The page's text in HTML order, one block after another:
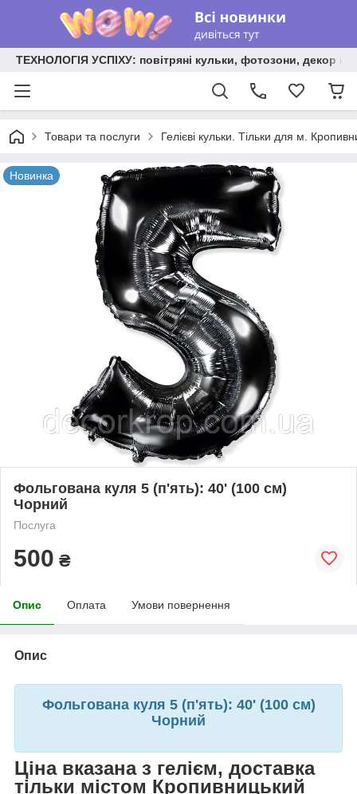
ТЕХНОЛОГІЯ УСПІХУ: повітряні кульки, фотозони, декор на
Товари та послуги Гелієві кульки. Тільки для м.
Новинка
Фольгована куля 5 (п'ять): 40' (100 см)
Чорний
Послуга
500 ₴
Опис Оплата Умови повернення
Опис
Фольгована куля 5 (п'ять): 40' (100 см)
Чорний
Ціна вказана з гелієм, доставка
тільки містом Кропивницький